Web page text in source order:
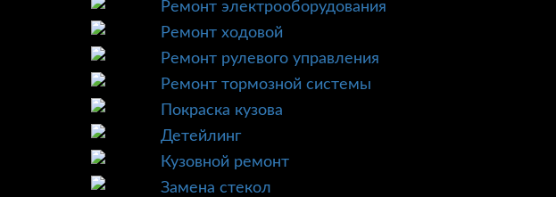
Ремонт электрооборудования
Ремонт ходовой
Ремонт рулевого управления
Ремонт тормозной системы
Покраска кузова
Детейлинг
Кузовной ремонт
Замена стекол